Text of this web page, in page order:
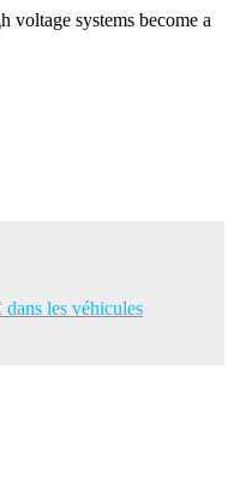
les véhicules